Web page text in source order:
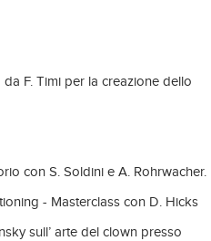
F. Timi per la creazione dello
con S. Soldini e A. Rohrwacher.
- Masterclass con D. Hicks
sull’ arte del clown presso